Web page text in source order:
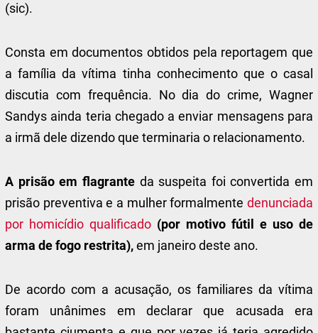
(sic).
Consta em documentos obtidos pela reportagem que
a família da vítima tinha conhecimento que o casal
discutia com frequência. No dia do crime, Wagner
Sandys ainda teria chegado a enviar mensagens para
a irmã dele dizendo que terminaria o relacionamento.
A prisão em flagranteda suspeita foi convertida em
prisão preventiva e a mulher formalmente denunciada
por homicídio qualificado (por motivo fútil e uso de
arma de fogo restrita), em janeiro deste ano.
De acordo com a acusação, os familiares da vítima
foram unânimes em declarar que acusada era